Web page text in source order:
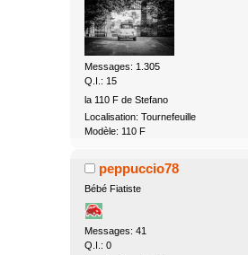
Messages: 1.305
Q.I.: 15
la 110 F de Stefano
Localisation: Tournefeuille
Modèle: 110 F
peppuccio78
Bébé Fiatiste
Messages: 41
Q.I.: 0